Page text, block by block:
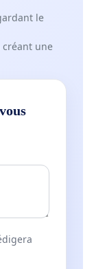
le
créant une